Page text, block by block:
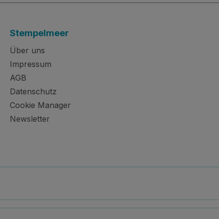
Stempelmeer
Über uns
Impressum
AGB
Datenschutz
Cookie Manager
Newsletter